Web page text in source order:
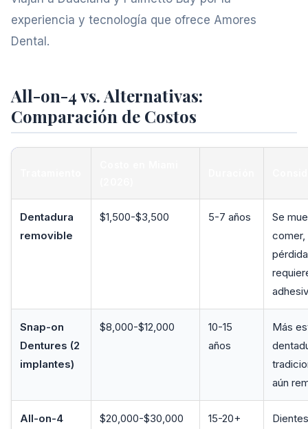
experiencia y tecnología que ofrece Amores
Dental.
All-on-4 vs. Alternativas:
Comparación de Costos
Dentadura
removible
$1,500-$3,500 5-7 años
Se
comer,
Snap-on
Dentures (2
implantes)
$8,000-$12,000
10-15
años
Más
aún
All-on-4 $20,000-$30,000
15-20+